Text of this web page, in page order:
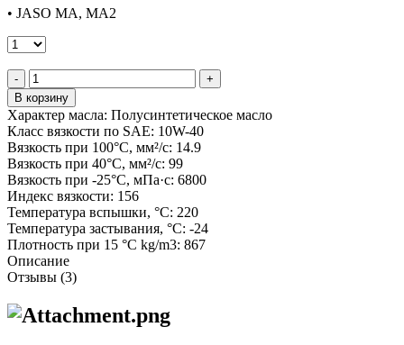
• JASO MA, MA2
-
+
В корзину
Характер масла: Полусинтетическое масло
Класс вязкости по SAE: 10W-40
Вязкость при 100°С, мм²/с: 14.9
Вязкость при 40°С, мм²/с: 99
Вязкость при -25°С, мПа·с: 6800
Индекс вязкости: 156
Температура вспышки, °C: 220
Температура застывания, °C: -24
Плотность при 15 °C kg/m3: 867
Описание
Отзывы (3)